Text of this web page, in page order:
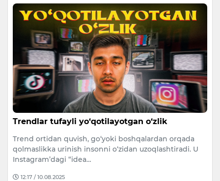
Trendlar tufayli yo‘qotilayotgan o‘zlik
Trend ortidan quvish, go‘yoki boshqalardan orqada
qolmaslikka urinish insonni o‘zidan uzoqlashtiradi. U
Instagram’dagi “idea…
12:17 / 10.08.2025